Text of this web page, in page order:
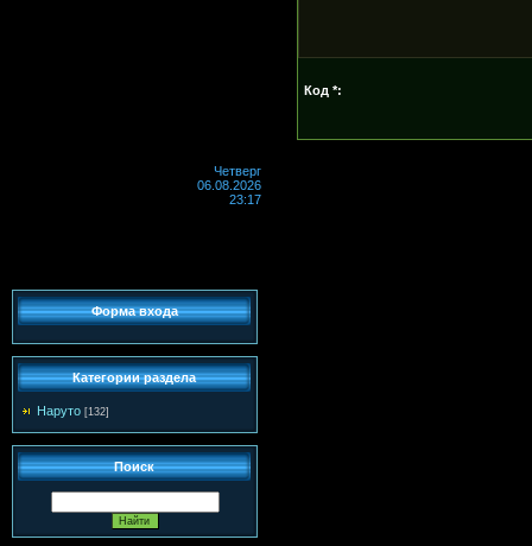
Код *:
Четверг
06.08.2026
23:17
Форма входа
Категории раздела
Наруто [132]
Поиск